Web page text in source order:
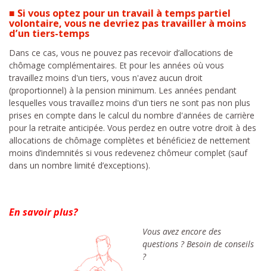
■ Si vous optez pour un travail à temps partiel
volontaire, vous ne devriez pas travailler à moins
d’un tiers-temps
Dans ce cas, vous ne pouvez pas recevoir d’allocations de
chômage complémentaires. Et pour les années où vous
travaillez moins d'un tiers, vous n'avez aucun droit
(proportionnel) à la pension minimum. Les années pendant
lesquelles vous travaillez moins d'un tiers ne sont pas non plus
prises en compte dans le calcul du nombre d'années de carrière
pour la retraite anticipée. Vous perdez en outre votre droit à des
allocations de chômage complètes et bénéficiez de nettement
moins d’indemnités si vous redevenez chômeur complet (sauf
dans un nombre limité d’exceptions).
En savoir plus?
Vous avez encore des
questions ? Besoin de conseils
?